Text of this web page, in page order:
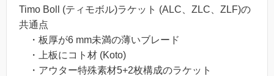
Timo Boll (ティモボル)ラケット (ALC、ZLC、ZLF)の
共通点
・板厚が6 mm未満の薄いブレード
・上板にコト材 (Koto)
・アウター特殊素材5+2枚構成のラケット